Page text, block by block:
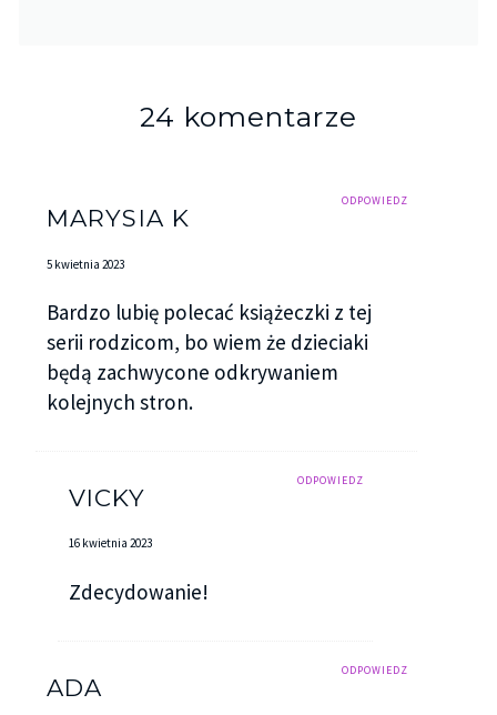
24 komentarze
ODPOWIEDZ
MARYSIA K
5 kwietnia 2023
Bardzo lubię polecać książeczki z tej
serii rodzicom, bo wiem że dzieciaki
będą zachwycone odkrywaniem
kolejnych stron.
ODPOWIEDZ
VICKY
16 kwietnia 2023
Zdecydowanie!
ODPOWIEDZ
ADA